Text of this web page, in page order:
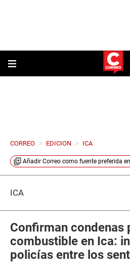
CORREO > EDICION > ICA
Añadir Correo como fuente preferida en
ICA
Confirman condenas
combustible en Ica:
policías entre los